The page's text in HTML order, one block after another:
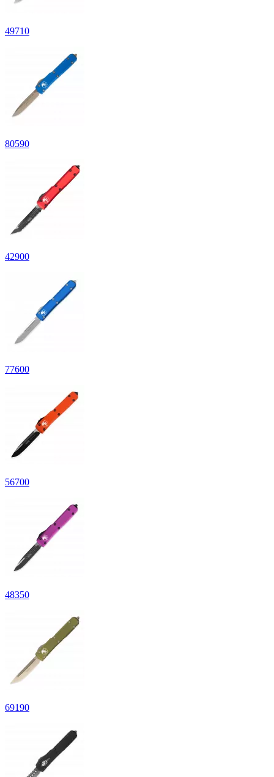
49710
80590
42900
77600
56700
48350
69190